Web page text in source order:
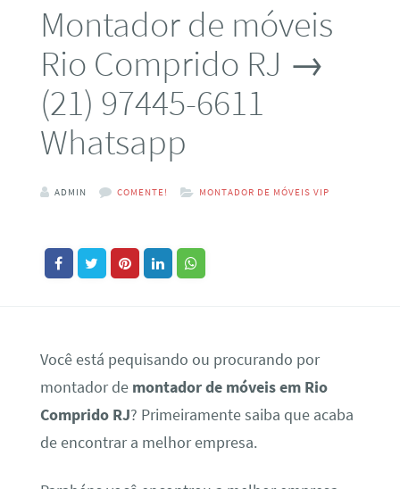
Montador de móveis
Rio Comprido RJ →
(21) 97445-6611
Whatsapp
ADMIN COMENTE! MONTADOR DE MÓVEIS VIP
Você está pequisando ou procurando por
montador de montador de móveis em Rio
Comprido RJ? Primeiramente saiba que acaba
de encontrar a melhor empresa.